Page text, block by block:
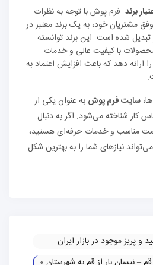
برند: فرم پوش با توجه به نظرات
مشتریان خود، به یک برند معتبر در
تبدیل شده است. این برند توانسته
با کیفیت عالی و خدمات
ارائه دهد که باعث افزایش اعتماد به
سایت فرم پوش به عنوان یکی از
کار شناخته می‌شود. اگر به دنبال
مناسب و خدمات حرفه‌ای هستید،
نیازهای شما را به بهترین شکل